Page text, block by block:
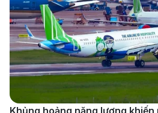
Suất ăn trên chuyến bay
đánh giá cao.
Scoot:Là hãng hàng không
Scoot vận hành các chuyến
Singapore đến Úc. Mức giá
người linh hoạt lịch trình.
Khủng hoảng năng lượng